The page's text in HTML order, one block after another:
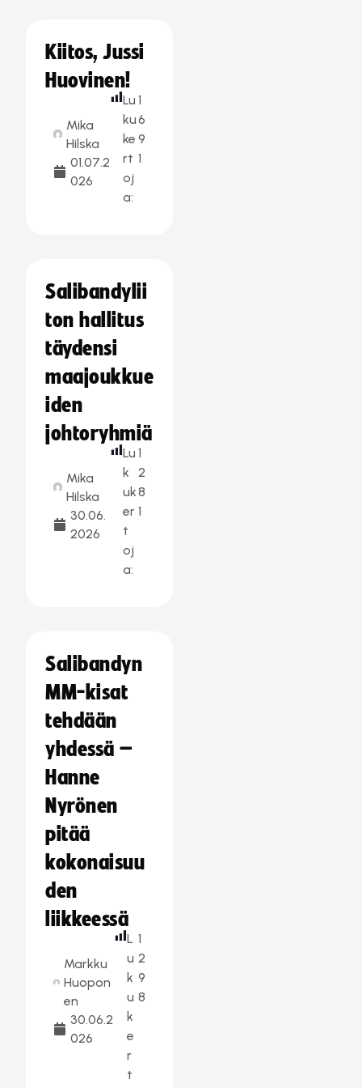
Kiitos, Jussi
Huovinen!
Mika
Hilska
01.07.2
026
Lu
ku
ke
rt
oj
a:
1
6
9
1
Salibandylii
ton hallitus
täydensi
maajoukkue
iden
johtoryhmiä
Mika
Hilska
30.06.
2026
Lu
k
uk
er
t
oj
a:
1
2
8
1
Salibandyn
MM-kisat
tehdään
yhdessä –
Hanne
Nyrönen
pitää
kokonaisuu
den
liikkeessä
Markku
Huopon
en
30.06.2
026
L
u
k
u
k
e
r
t
1
2
9
8